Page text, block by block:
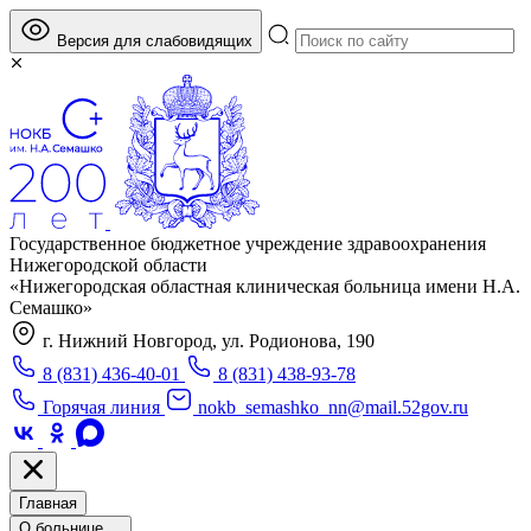
Версия для слабовидящих
Государственное бюджетное учреждение здравоохранения
Нижегородской области
«Нижегородская областная клиническая больница имени Н.А.
Семашко»
г. Нижний Новгород, ул. Родионова, 190
8 (831) 436-40-01
8 (831) 438-93-78
Горячая линия
nokb_semashko_nn@mail.52gov.ru
Главная